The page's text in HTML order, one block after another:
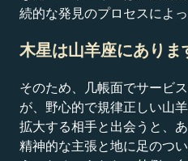
続的な発見のプロセスによっ
木星は山羊座にありま
そのため、几帳面でサービ
が、野心的で規律正しい山
拡大する相手と出会うと、
精神的な主張と地に足のつ